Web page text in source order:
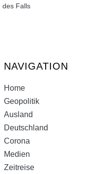
NAVIGATION
Home
Geopolitik
Ausland
Deutschland
Corona
Medien
Zeitreise